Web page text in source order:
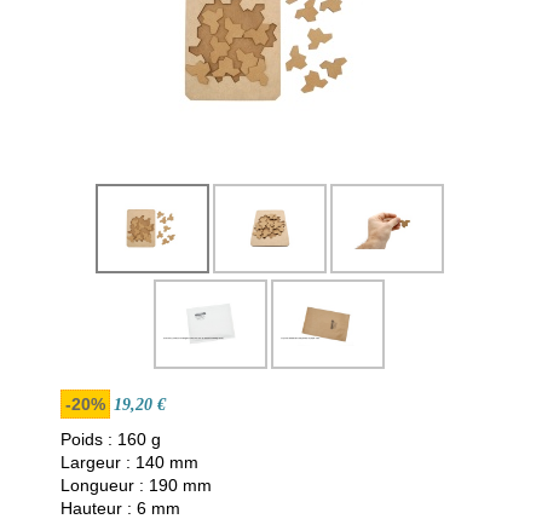
-20% 19,20 €
Poids : 160 g
Largeur : 140 mm
Longueur : 190 mm
Hauteur : 6 mm